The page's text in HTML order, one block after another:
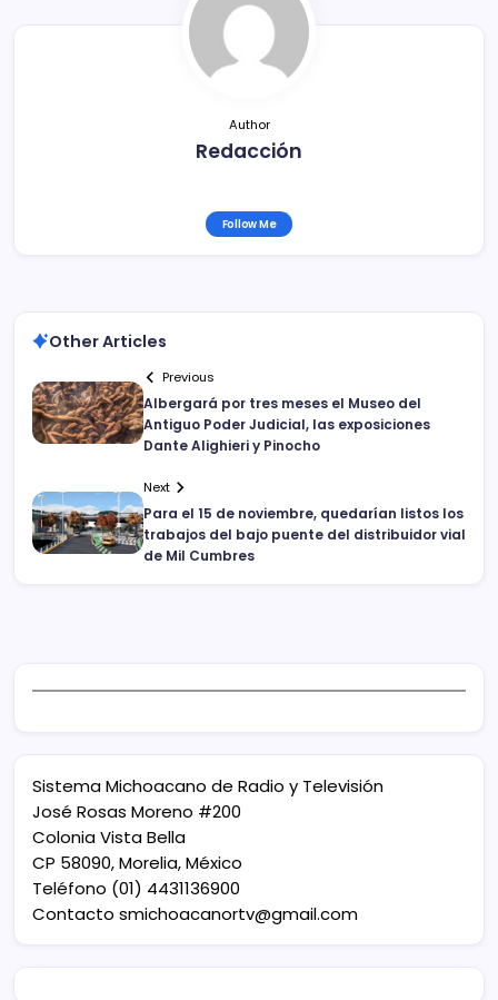
Author
Redacción
Follow Me
Other Articles
Previous
Albergará por tres meses el Museo del
Antiguo Poder Judicial, las exposiciones
Dante Alighieri y Pinocho
Next
Para el 15 de noviembre, quedarían listos los
trabajos del bajo puente del distribuidor vial
de Mil Cumbres
Sistema Michoacano de Radio y Televisión
José Rosas Moreno #200
Colonia Vista Bella
CP 58090, Morelia, México
Teléfono (01) 4431136900
Contacto smichoacanortv@gmail.com